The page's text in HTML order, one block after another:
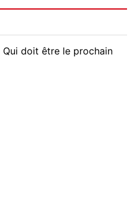
Qui doit être le prochain